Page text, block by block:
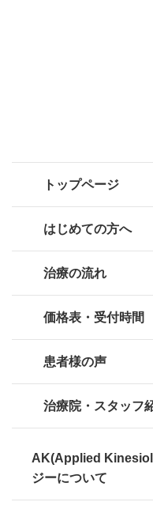
トップページ
はじめての方へ
治療の流れ
価格表・受付時間
患者様の声
治療院・スタッフ
AK(Applied
ジーについて